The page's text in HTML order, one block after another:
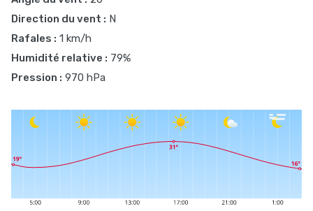
Direction du vent : N
Rafales : 1 km/h
Humidité relative : 79%
Pression : 970 hPa